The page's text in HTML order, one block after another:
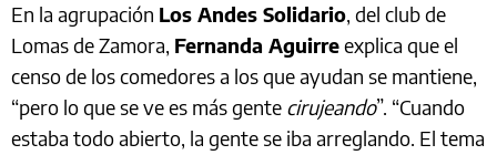
En la agrupación Los Andes Solidario, del club de
Lomas de Zamora, Fernanda Aguirreexplica que el
censo de los comedores a los que ayudan se mantiene,
“pero lo que se ve es más gente cirujeando”. “Cuando
estaba todo abierto, la gente se iba arreglando. El tema